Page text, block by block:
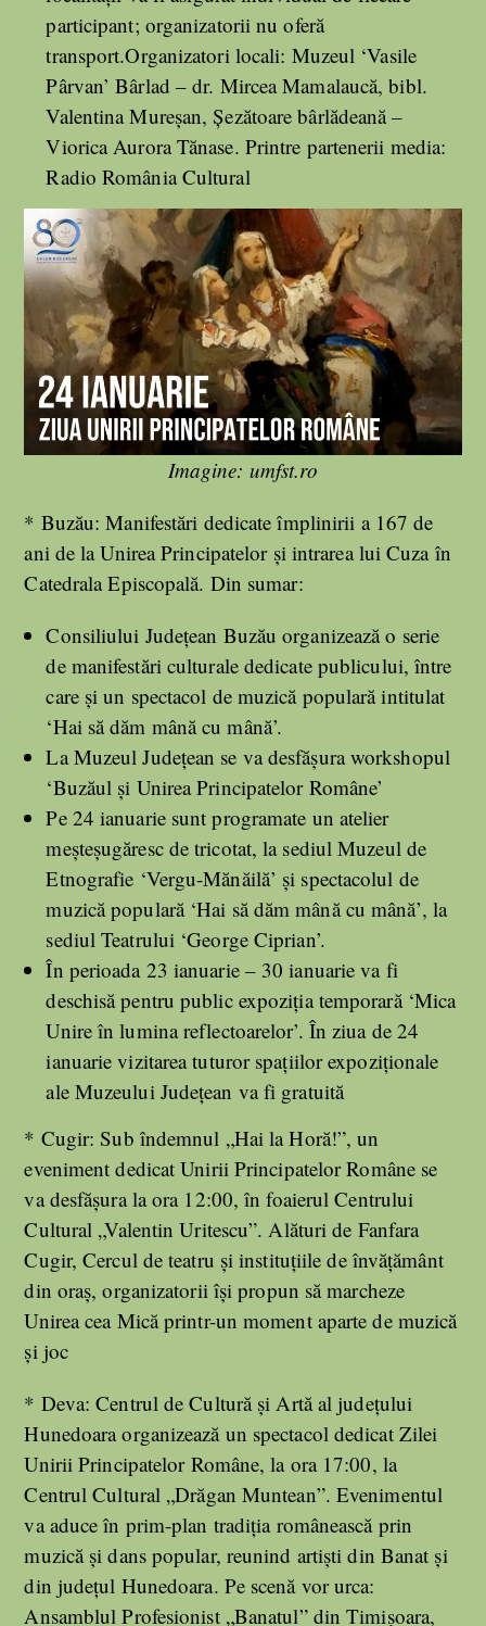
participant; organizatorii nu oferă
transport.Organizatori locali: Muzeul ‘Vasile
Pârvan’ Bârlad – dr. Mircea Mamalaucă, bibl.
Valentina Mureşan, Şezătoare bârlădeană –
Viorica Aurora Tănase. Printre partenerii media:
Radio România Cultural
Imagine: umfst.ro
* Buzău: Manifestări dedicate împlinirii a 167 de
ani de la Unirea Principatelor şi intrarea lui Cuza în
Catedrala Episcopală. Din sumar:
Consiliului Judeţean Buzău organizează o serie
de manifestări culturale dedicate publicului, între
care şi un spectacol de muzică populară intitulat
‘Hai să dăm mână cu mână’.
La Muzeul Judeţean se va desfăşura workshopul
‘Buzăul şi Unirea Principatelor Române’
Pe 24 ianuarie sunt programate un atelier
meşteşugăresc de tricotat, la sediul Muzeul de
Etnografie ‘Vergu-Mănăilă’ şi spectacolul de
muzică populară ‘Hai să dăm mână cu mână’, la
sediul Teatrului ‘George Ciprian’.
În perioada 23 ianuarie – 30 ianuarie va fi
deschisă pentru public expoziţia temporară ‘Mica
Unire în lumina reflectoarelor’. În ziua de 24
ianuarie vizitarea tuturor spaţiilor expoziţionale
ale Muzeului Judeţean va fi gratuită
* Cugir: Sub îndemnul „Hai la Horă!”, un
eveniment dedicat Unirii Principatelor Române se
va desfășura la ora 12:00, în foaierul Centrului
Cultural „Valentin Uritescu”. Alături de Fanfara
Cugir, Cercul de teatru și instituțiile de învățământ
din oraș, organizatorii își propun să marcheze
Unirea cea Mică printr-un moment aparte de muzică
și joc
* Deva: Centrul de Cultură și Artă al județului
Hunedoara organizează un spectacol dedicat Zilei
Unirii Principatelor Române, la ora 17:00, la
Centrul Cultural „Drăgan Muntean”. Evenimentul
va aduce în prim-plan tradiția românească prin
muzică și dans popular, reunind artiști din Banat și
din județul Hunedoara. Pe scenă vor urca:
Ansamblul Profesionist „Banatul” din Timișoara,